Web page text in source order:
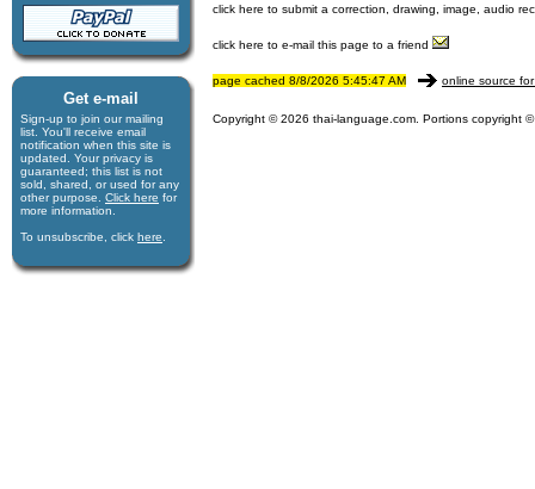
Get e-mail
Sign-up to join our mail­ing
list. You'll receive e­mail
notification when this site is
updated. Your privacy is
guaran­teed; this list is not
sold, shared, or used for any
other purpose. Click here for
more infor­mation.
To unsubscribe, click here
click here to submit a correction, drawing, image, audio
click here to e-mail this page to a friend
page cached 8/8/2026 5:45:47 AM online source
Copyright © 2026 thai-language.com. Portions copyright